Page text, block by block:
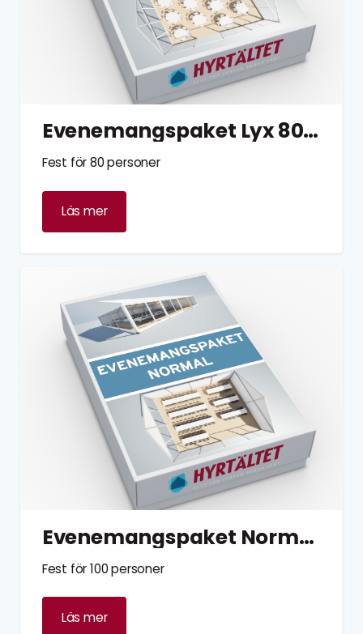
Evenemangspaket Lyx 80 personer
Fest för 80 personer
Läs mer
Evenemangspaket Normal 100 personer
Fest för 100 personer
Läs mer